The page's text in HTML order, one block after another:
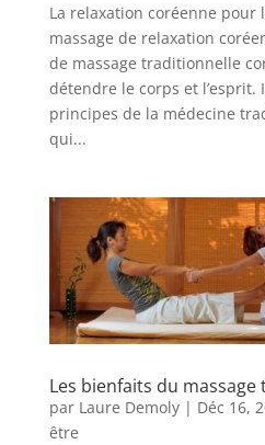
La relaxation coréenne
massage de relaxation
de massage traditionnelle
détendre le corps et l’esprit.
principes de la médecine
qui...
Les bienfaits du massage
par Laure Demoly| Déc 16,
être